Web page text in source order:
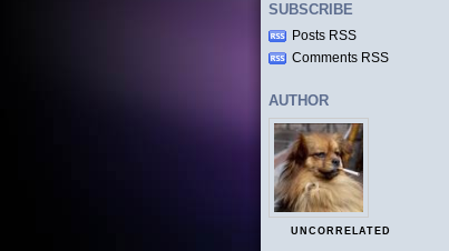
SUBSCRIBE
Posts RSS
Comments RSS
AUTHOR
UNCORRELATED